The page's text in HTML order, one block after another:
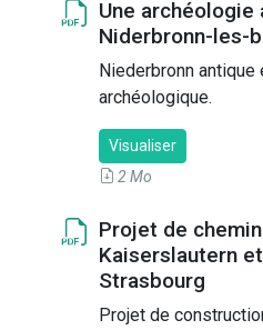
Une archéologie
Niderbronn-les-
Niederbronn antique
archéologique.
Visualiser
2 Mo
Projet de
Kaiserslautern
Strasbourg
Projet de